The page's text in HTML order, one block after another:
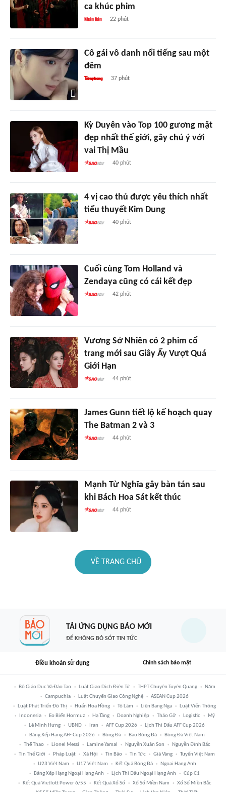
ca khúc phim
22 phút
Cô gái vô danh nổi tiếng sau một
đêm
37 phút
Kỳ Duyên vào Top 100 gương mặt
đẹp nhất thế giới, gây chú ý với
vai Thị Mầu
40 phút
4 vị cao thủ được yêu thích nhất
tiểu thuyết Kim Dung
40 phút
Cuối cùng Tom Holland và
Zendaya cũng có cái kết đẹp
42 phút
Vương Sở Nhiên có 2 phim cổ
trang mới sau Giây Ấy Vượt Quá
Giới Hạn
44 phút
James Gunn tiết lộ kế hoạch quay
The Batman 2 và 3
44 phút
Mạnh Tử Nghĩa gây bàn tán sau
khi Bách Hoa Sát kết thúc
44 phút
VỀ TRANG CHỦ
TẢI ỨNG DỤNG BÁO MỚI
ĐỂ KHÔNG BỎ SÓT TIN TỨC
Điều khoản sử dụng Chính sách bảo mật
Bộ Giáo Dục Và Đào Tạo Luật Giao Dịch Điện Tử THPT Chuyên Tuyên Quang
Năm
Campuchia
Luật Chuyển Giao Công Nghệ
ASEAN Cup 2026
Luật Phát Triển Đô Thị
Huấn Hoa Hồng Tô Lâm Liên Bang Nga
Luật Viễn Thông
Indonesia
Eo Biển Hormuz Hạ Tầng Doanh Nghiệp Tháo Gỡ Logistic
Mỹ
Lê Minh Hưng
UBND Iran AFF Cup 2026
Lịch Thi Đấu AFF Cup 2026
Bảng Xếp Hạng AFF Cup 2026
Bóng Đá Báo Bóng Đá
Bóng Đá Việt Nam
Thể Thao
Lionel Messi Lamine Yamal Nguyễn Xuân Son
Nguyễn Đình Bắc
Tin Thế Giới
Pháp Luật Xã Hội Tin Bão Tin Tức Giá Vàng
Tuyển Việt Nam
U23 Việt Nam
U17 Việt Nam Kết Quả Bóng Đá
Ngoại Hạng Anh
Bảng Xếp Hạng Ngoại Hạng Anh
Lịch Thi Đấu Ngoại Hạng Anh
Cúp C1
Kết Quả Vietlott Power 6/55
Kết Quả Xổ Số Xổ Số Miền Nam
Xổ Số Miền Bắc